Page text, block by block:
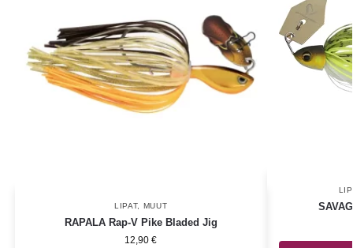
LIPAT, MUUT
RAPALA Rap-V Pike Bladed Jig
12,90€